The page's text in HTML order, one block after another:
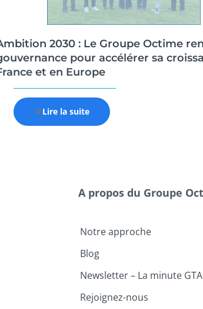
2030 : Le Groupe Octime
pour accélérer sa
et en Europe
Lire la suite
A propos du Groupe
Notre approche
Blog
Newsletter – La minute GTA
Rejoignez-nous